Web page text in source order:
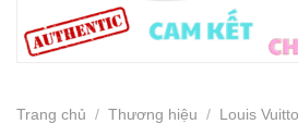
Trang chủ / Thương hiệu / Louis